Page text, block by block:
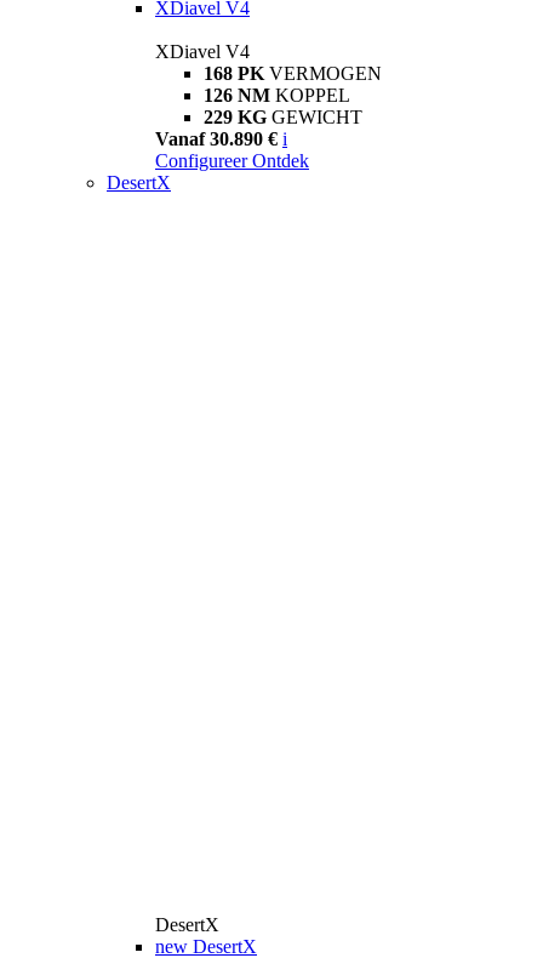
XDiavel V4
XDiavel V4
168 PK VERMOGEN
126 NM KOPPEL
229 KG GEWICHT
Vanaf 30.890 € i
Configureer Ontdek
DesertX
DesertX
new DesertX